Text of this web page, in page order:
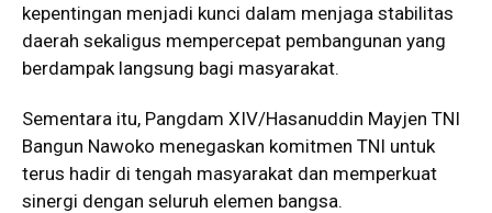
kepentingan menjadi kunci dalam menjaga stabilitas
daerah sekaligus mempercepat pembangunan yang
berdampak langsung bagi masyarakat.
Sementara itu, Pangdam XIV/Hasanuddin Mayjen TNI
Bangun Nawoko menegaskan komitmen TNI untuk
terus hadir di tengah masyarakat dan memperkuat
sinergi dengan seluruh elemen bangsa.